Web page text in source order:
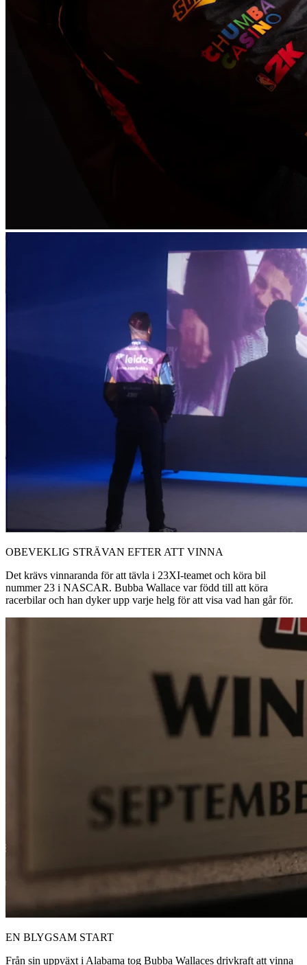
OBEVEKLIG STRÄVAN EFTER ATT VINNA
Det krävs vinnaranda för att tävla i 23XI-teamet och köra bil
nummer 23 i NASCAR. Bubba Wallace var född till att köra
racerbilar och han dyker upp varje helg för att visa vad han går för.
EN BLYGSAM START
Från sin uppväxt i Alabama tog Bubba Wallaces drivkraft att vinna